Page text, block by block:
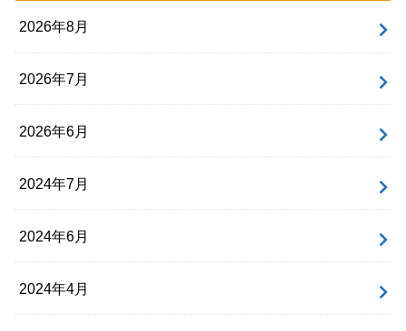
2026年8月
2026年7月
2026年6月
2024年7月
2024年6月
2024年4月